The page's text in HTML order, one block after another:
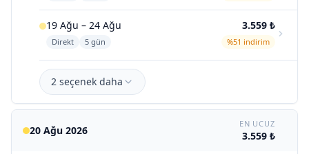
19 Ağu – 24 Ağu
Direkt 5 gün
3.559 ₺
%51 indirim
2 seçenek daha
20 Ağu 2026
EN UCUZ
3.559 ₺